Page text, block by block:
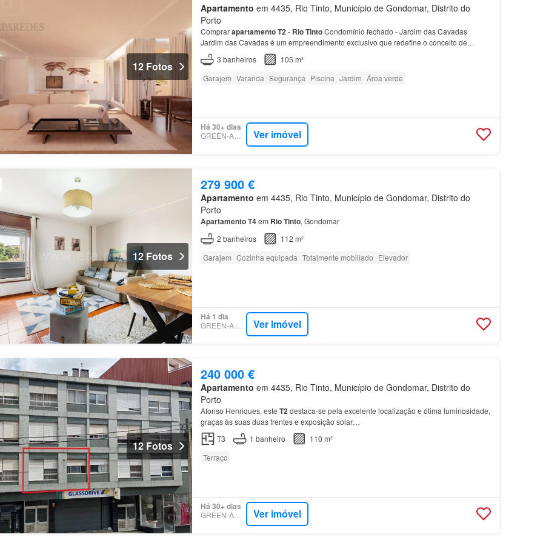
12 Fotos
Apartamento em 4435, Rio Tinto, Município de Gondomar, Distrito do
Porto
ComprarapartamentoT2- RioTintoCondomínio fechado - Jardim das Cavadas
Jardim das Cavadas é um empreendimento exclusivo que redefine o conceito de
Localizado em
Tinto
3 banheiros
105 m²
Garajem Varanda Segurança Piscina Jardim Área verde
Há 30+ dias
GREEN-ACRES Ver imóvel
12 Fotos
279 900 €
Apartamento em 4435, Rio Tinto, Município de Gondomar, Distrito do
Porto
ApartamentoT4em RioTinto, Gondomar
2 banheiros
112 m²
Garajem Cozinha equipada Totalmente mobiliado Elevador
Há 1 dia
GREEN-ACRES Ver imóvel
12 Fotos
240 000 €
Apartamento em 4435, Rio Tinto, Município de Gondomar, Distrito do
Porto
Afonso Henriques, este T2destaca-se pela excelente localização e ótima luminosidade,
graças às suas duas frentes e exposição solar…
T3
1 banheiro
110 m²
Terraço
Há 30+ dias
GREEN-ACRES Ver imóvel